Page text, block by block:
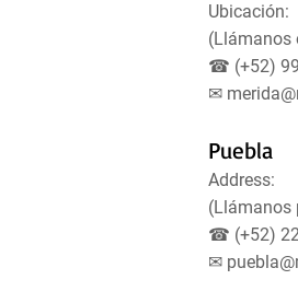
Ubicación:
(Llámanos
☎ (+52)
✉
Puebla
Address:
(Llámanos
☎ (+52)
✉